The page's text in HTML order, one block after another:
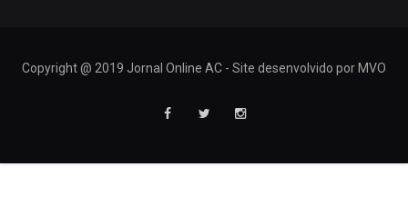
Copyright @ 2019 Jornal Online AC - Site desenvolvido por MVO